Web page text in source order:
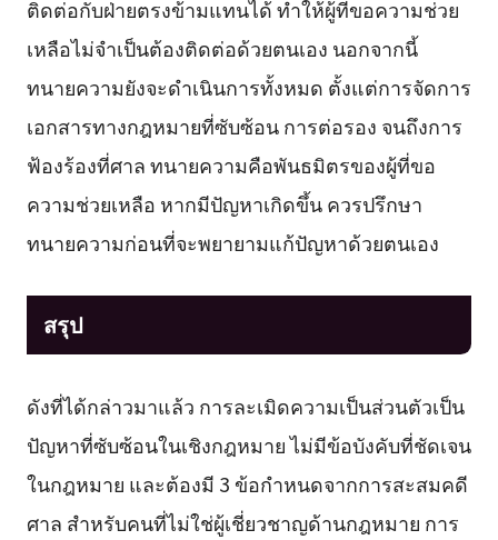
ติดต่อกับฝ่ายตรงข้ามแทนได้ ทำให้ผู้ที่ขอความช่วย
เหลือไม่จำเป็นต้องติดต่อด้วยตนเอง นอกจากนี้
ทนายความยังจะดำเนินการทั้งหมด ตั้งแต่การจัดการ
เอกสารทางกฎหมายที่ซับซ้อน การต่อรอง จนถึงการ
ฟ้องร้องที่ศาล ทนายความคือพันธมิตรของผู้ที่ขอ
ความช่วยเหลือ หากมีปัญหาเกิดขึ้น ควรปรึกษา
ทนายความก่อนที่จะพยายามแก้ปัญหาด้วยตนเอง
สรุป
ดังที่ได้กล่าวมาแล้ว การละเมิดความเป็นส่วนตัวเป็น
ปัญหาที่ซับซ้อนในเชิงกฎหมาย ไม่มีข้อบังคับที่ชัดเจน
ในกฎหมาย และต้องมี 3 ข้อกำหนดจากการสะสมคดี
ศาล สำหรับคนที่ไม่ใช่ผู้เชี่ยวชาญด้านกฎหมาย การ